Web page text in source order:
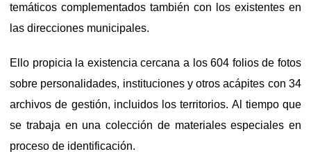
temáticos complementados también con los existentes en
las direcciones municipales.
Ello propicia la existencia cercana a los 604 folios de fotos
sobre personalidades, instituciones y otros acápites con 34
archivos de gestión, incluidos los territorios. Al tiempo que
se trabaja en una colección de materiales especiales en
proceso de identificación.